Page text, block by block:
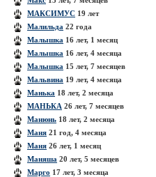
МАКСИМУС 19 лет
Малильда 22 года
Малышка 16 лет, 1 месяц
Малышка 16 лет, 4 месяца
Малышка 15 лет, 7 месяцев
Мальвина 19 лет, 4 месяца
Манька 18 лет, 2 месяца
МАНЬКА 26 лет, 7 месяцев
Манюнь 18 лет, 2 месяца
Маня 21 год, 4 месяца
Маня 26 лет, 1 месяц
Маняша 20 лет, 5 месяцев
Марго 17 лет, 3 месяца